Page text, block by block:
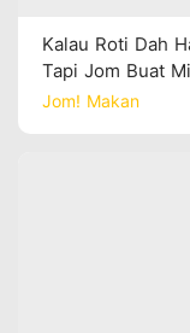
Jom! Makan
Kalau Roti Dah
Tapi Jom Buat